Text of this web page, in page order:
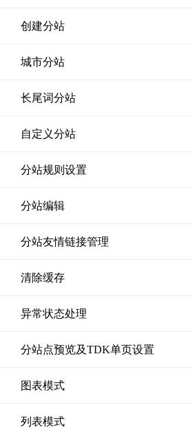
创建分站
城市分站
长尾词分站
自定义分站
分站规则设置
分站编辑
分站友情链接管理
清除缓存
异常状态处理
分站点预览及TDK单页设置
图表模式
列表模式